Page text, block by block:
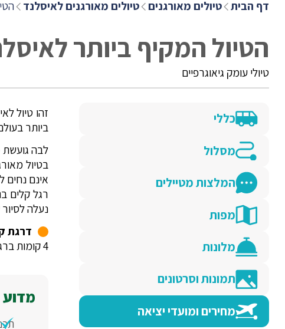
דף הבית טיולים מאורגנים טיולים מאורגנים לאיסלנד
הטיול המקיף ביותר לאיסלנד-
טיולי עומק גיאוגרפיים
כללי
מסלול
המלצות מטיילים
מפות
מלונות
תמונות וסרטונים
מחירים ומועדי יציאה
זהו טיול
ביותר
לבה גועשת
בטיול
אינם נחים
נעלה
דרגת
4 קומות ברגל.
מדוע